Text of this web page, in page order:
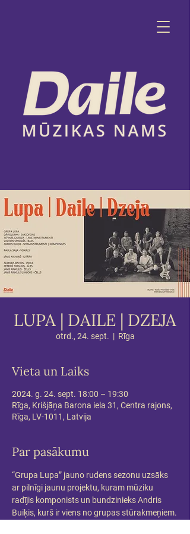
LUPA | DAILE | DZEJA
otrd., 24. sept.
  |
Rīga
Vieta un Laiks
2024. g. 24. sept. 18:00 – 19:30
Rīga, Krišjāņa Barona iela 31, Centra rajons,
Rīga, LV-1011, Latvija
Par pasākumu
“Grupa Lupa” jauno rudens sezonu uzsāks
ar pilnīgi jaunu projektu, kuram mūziku
radījis komponists un bundzinieks Andris
Buiķis, kurš ir viens no grupas stūrakmeņiem.